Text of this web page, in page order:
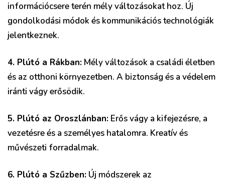
információcsere terén mély változásokat hoz. Új
gondolkodási módok és kommunikációs technológiák
jelentkeznek.
4. Plútó a Rákban: Mély változások a családi életben
és az otthoni környezetben. A biztonság és a védelem
iránti vágy erősödik.
5. Plútó az Oroszlánban: Erős vágy a kifejezésre, a
vezetésre és a személyes hatalomra. Kreatív és
művészeti forradalmak.
6. Plútó a Szűzben: Új módszerek az